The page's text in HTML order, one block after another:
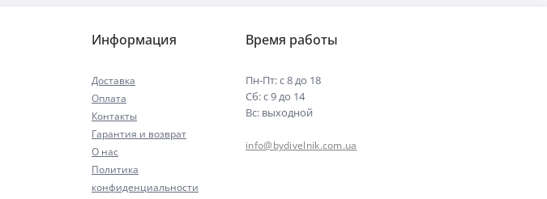
Информация
Доставка
Оплата
Контакты
Гарантия и возврат
О нас
Политика
конфиденциальности
Время работы
Пн-Пт: с 8 до 18
Сб: с 9 до 14
Вс: выходной
info@bydivelnik.com.ua